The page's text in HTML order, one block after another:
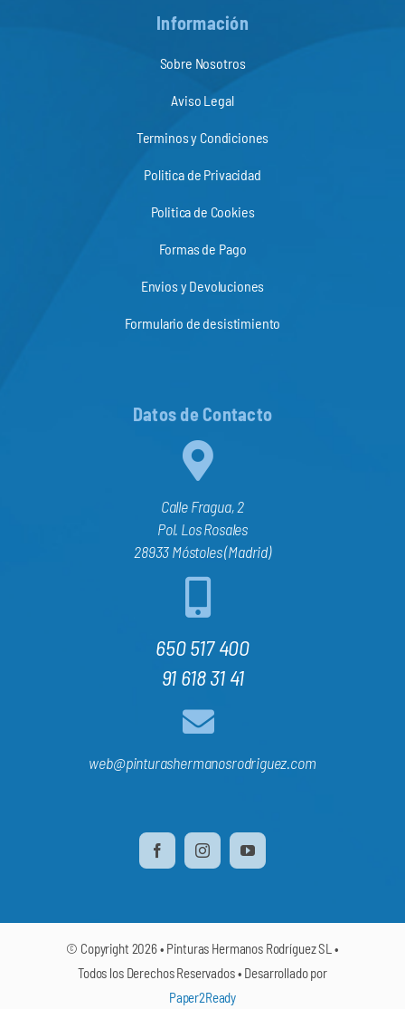
Información
Sobre Nosotros
Aviso Legal
Terminos y Condiciones
Politica de Privacidad
Politica de Cookies
Formas de Pago
Envios y Devoluciones
Formulario de desistimiento
Datos de Contacto
Calle Fragua, 2
Pol. Los Rosales
28933 Móstoles (Madrid)
650 517 400
91 618 31 41
web@pinturashermanosrodriguez.com
© Copyright 2026 • Pinturas Hermanos Rodríguez SL •
Todos los Derechos Reservados • Desarrollado por
Paper2Ready